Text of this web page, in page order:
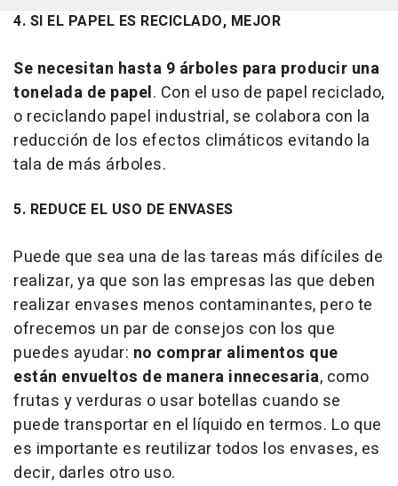
4. SI EL PAPEL ES RECICLADO, MEJOR
Se necesitan hasta 9 árboles para producir una
tonelada de papel. Con el uso de papel reciclado,
o reciclando papel industrial, se colabora con la
reducción de los efectos climáticos evitando la
tala de más árboles.
5. REDUCE EL USO DE ENVASES
Puede que sea una de las tareas más difíciles de
realizar, ya que son las empresas las que deben
realizar envases menos contaminantes, pero te
ofrecemos un par de consejos con los que
puedes ayudar: no comprar alimentos que
están envueltos de manera innecesaria, como
frutas y verduras o usar botellas cuando se
puede transportar en el líquido en termos. Lo que
es importante es reutilizar todos los envases, es
decir, darles otro uso.